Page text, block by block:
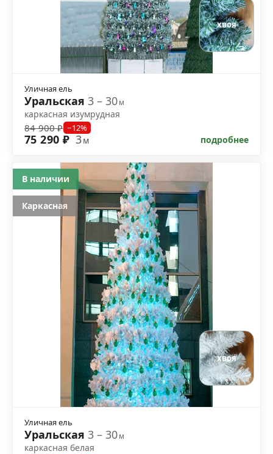
хвоя
Уличная ель
Уральская 3 – 30м
каркасная изумрудная
84 900 ₽ −12%
75 290 ₽ 3м подробнее
хвоя
Уличная ель
Уральская 3 – 30м
каркасная белая
В наличии
Каркасная